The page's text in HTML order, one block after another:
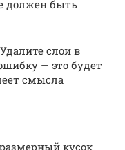
должен быть
слои в
— это будет
смысла
кусок